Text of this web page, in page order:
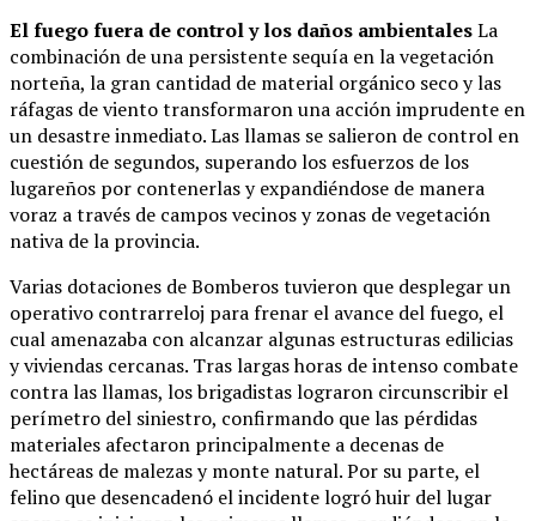
El fuego fuera de control y los daños ambientalesLa
combinación de una persistente sequía en la vegetación
norteña, la gran cantidad de material orgánico seco y las
ráfagas de viento transformaron una acción imprudente en
un desastre inmediato. Las llamas se salieron de control en
cuestión de segundos, superando los esfuerzos de los
lugareños por contenerlas y expandiéndose de manera
voraz a través de campos vecinos y zonas de vegetación
nativa de la provincia.
Varias dotaciones de Bomberos tuvieron que desplegar un
operativo contrarreloj para frenar el avance del fuego, el
cual amenazaba con alcanzar algunas estructuras edilicias
y viviendas cercanas. Tras largas horas de intenso combate
contra las llamas, los brigadistas lograron circunscribir el
perímetro del siniestro, confirmando que las pérdidas
materiales afectaron principalmente a decenas de
hectáreas de malezas y monte natural. Por su parte, el
felino que desencadenó el incidente logró huir del lugar